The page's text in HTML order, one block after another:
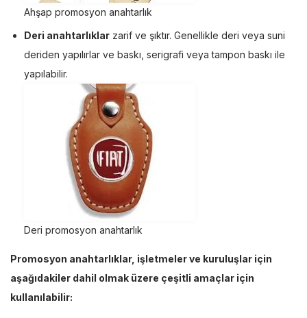
Ahşap promosyon anahtarlık
Deri anahtarlıklar zarif ve şıktır. Genellikle deri veya suni
deriden yapılırlar ve baskı, serigrafi veya tampon baskı ile
yapılabilir.
Deri promosyon anahtarlık
Promosyon anahtarlıklar, işletmeler ve kuruluşlar için
aşağıdakiler dahil olmak üzere çeşitli amaçlar için
kullanılabilir: